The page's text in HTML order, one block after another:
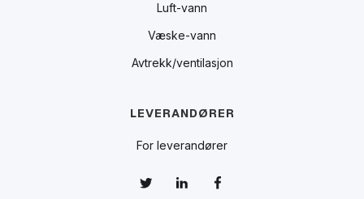
Luft-vann
Væske-vann
Avtrekk/ventilasjon
LEVERANDØRER
For leverandører